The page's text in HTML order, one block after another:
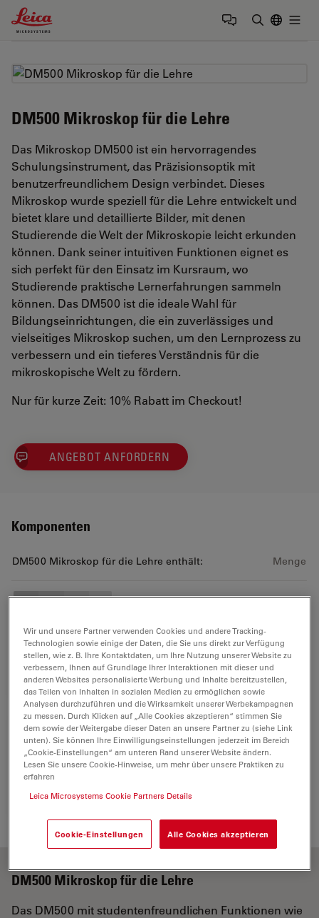
Leica Microsystems Logo
DM500 Mikroskop für die Lehre
Das Mikroskop DM500 ist ein hervorragendes
Schulungsinstrument, das Präzisionsoptik mit
benutzerfreundlichem Design verbindet. Dieses
Mikroskop wurde speziell für die Lehre entwickelt und
bietet klare und detaillierte Bilder, mit denen
Studierende die Welt der Mikroskopie leicht erkunden
können. Dank seiner intuitiven Funktionen eignet es
sich perfekt für den Einsatz im Kursraum, wo
Studierende praktische Lernerfahrungen sammeln
können. Das DM500 ist die ideale Wahl für
Bildungseinrichtungen, die ein zuverlässiges und
vielseitiges Mikroskop suchen, um den Lernprozess zu
verbessern und ein tieferes Verständnis für die
mikroskopische Welt zu fördern.
Nur für kurze Zeit: 10% Rabatt im Checkout!
ANGEBOT ANFORDERN
Komponenten
DM500 Mikroskop für die Lehre enthält: Menge
Plan outfit
13613207
U.S. power cord
13613900
DM500 Mikroskop für die Lehre
Das DM500 mit studentenfreundlichen Funktionen wie
Wir und unsere Partner verwenden Cookies und andere Tracking-
Technologien sowie einige der Daten, die Sie uns direkt zur Verfügung
stellen, wie z. B. Ihre Kontaktdaten, um Ihre Nutzung unserer Website zu
verbessern, Ihnen auf Grundlage Ihrer Interaktionen mit dieser und
anderen Websites personalisierte Werbung und Inhalte bereitzustellen,
das Teilen von Inhalten in sozialen Medien zu ermöglichen sowie
Analysen durchzuführen und die Wirksamkeit unserer Werbekampagnen
zu messen. Durch Klicken auf „Alle Cookies akzeptieren“ stimmen Sie
dem sowie der Weitergabe dieser Daten an unsere Partner zu (siehe Link
unten). Sie können Ihre Einwilligungseinstellungen jederzeit im Bereich
„Cookie-Einstellungen“ am unteren Rand unserer Website ändern.
Lesen Sie unsere Cookie-Hinweise, um mehr über unsere Praktiken zu
erfahren
Leica Microsystems Cookie Partners Details
Cookie-Einstellungen Alle Cookies akzeptieren